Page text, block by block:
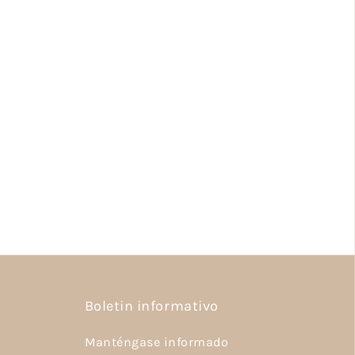
Boletin informativo
Manténgase informado